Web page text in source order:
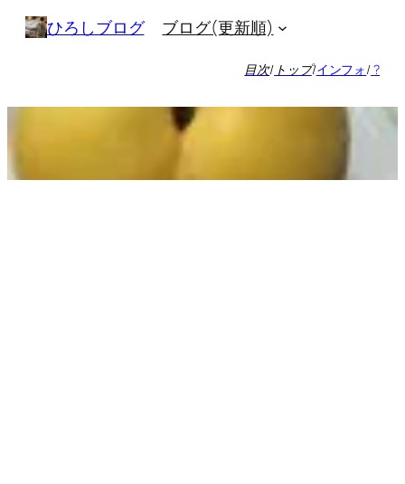
キ
プ
ひろしブログ ブログ(更新順)
目次/ トップ/インフォ/?